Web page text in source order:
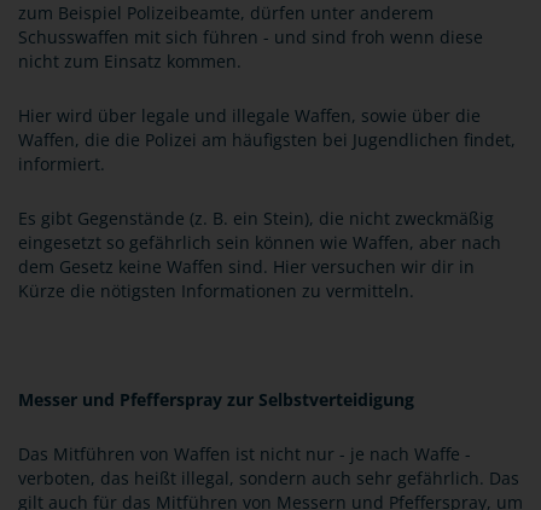
zum Beispiel Polizeibeamte, dürfen unter anderem
Schusswaffen mit sich führen - und sind froh wenn diese
nicht zum Einsatz kommen.
Hier wird über legale und illegale Waffen, sowie über die
Waffen, die die Polizei am häufigsten bei Jugendlichen findet,
informiert.
Es gibt Gegenstände (z. B. ein Stein), die nicht zweckmäßig
eingesetzt so gefährlich sein können wie Waffen, aber nach
dem Gesetz keine Waffen sind. Hier versuchen wir dir in
Kürze die nötigsten Informationen zu vermitteln.
Messer und Pfefferspray zur Selbstverteidigung
Das Mitführen von Waffen ist nicht nur - je nach Waffe -
verboten, das heißt illegal, sondern auch sehr gefährlich. Das
gilt auch für das Mitführen von Messern und Pfefferspray, um